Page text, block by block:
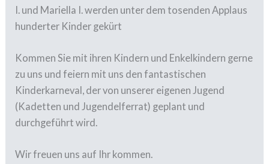
I. und Mariella I. werden unter dem tosenden Applaus
hunderter Kinder gekürt
Kommen Sie mit ihren Kindern und Enkelkindern gerne
zu uns und feiern mit uns den fantastischen
Kinderkarneval, der von unserer eigenen Jugend
(Kadetten und Jugendelferrat) geplant und
durchgeführt wird.
Wir freuen uns auf Ihr kommen.